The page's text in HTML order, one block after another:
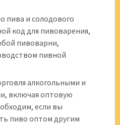
пива и солодового
код для пивоварения,
пивоварни,
пивной
алкогольными и
включая оптовую
если вы
пиво оптом другим